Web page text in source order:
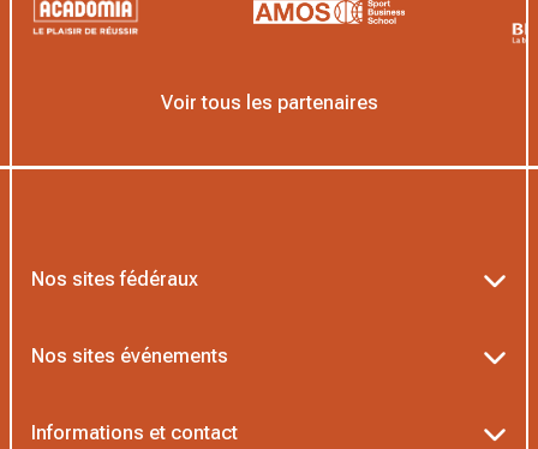
Voir tous les partenaires
Nos sites fédéraux
Nos sites événements
Informations et contact